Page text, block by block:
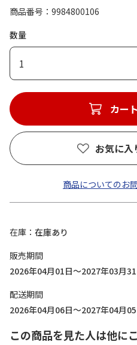
商品番号
9984800106
数量
1
カー
お気に入
商品についてのお
在庫
在庫あり
販売期間
2026年04月01日～2027年03月
配送期間
2026年04月06日～2027年04月
この商品を見た人は他に